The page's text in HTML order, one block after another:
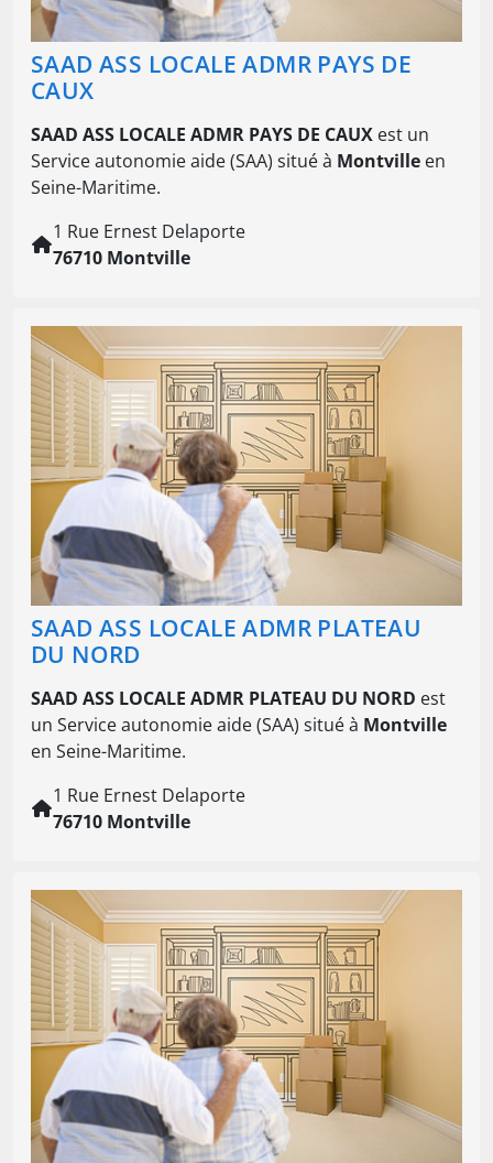
SAAD ASS LOCALE ADMR PAYS DE
CAUX
SAAD ASS LOCALE ADMR PAYS DE CAUX est un
Service autonomie aide (SAA) situé à Montville en
Seine-Maritime.
1 Rue Ernest Delaporte
76710 Montville
SAAD ASS LOCALE ADMR PLATEAU
DU NORD
SAAD ASS LOCALE ADMR PLATEAU DU NORD est
un Service autonomie aide (SAA) situé à Montville
en Seine-Maritime.
1 Rue Ernest Delaporte
76710 Montville